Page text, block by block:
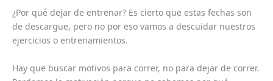
¿Por qué dejar de entrenar? Es cierto que estas fechas son
de descargue, pero no por eso vamos a descuidar nuestros
ejercicios o entrenamientos.
Hay que buscar motivos para correr, no para dejar de correr.